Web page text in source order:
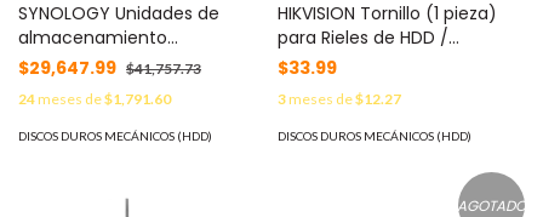
SYNOLOGY Unidades de
almacenamiento
empresariales / Disco duro
16TB / 7200RPM / NAS
SYNOLOGY HAT5300-16T
$29,647.99 $41,757.73
24meses de$1,791.60
DISCOS DUROS MECÁNICOS (HDD)
HIKVISION Tornillo (1 pieza)
para Rieles de HDD /
Sujetadores Laterales /
Compatible con 190200293
193100135
$33.99
3meses de$12.27
DISCOS DUROS MECÁNICOS (HDD)
AGOTADO